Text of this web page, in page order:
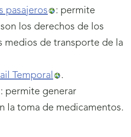
pasajeros
: permite
los derechos de los
medios de transporte de la
Temporal
.
: permite generar
la toma de medicamentos.